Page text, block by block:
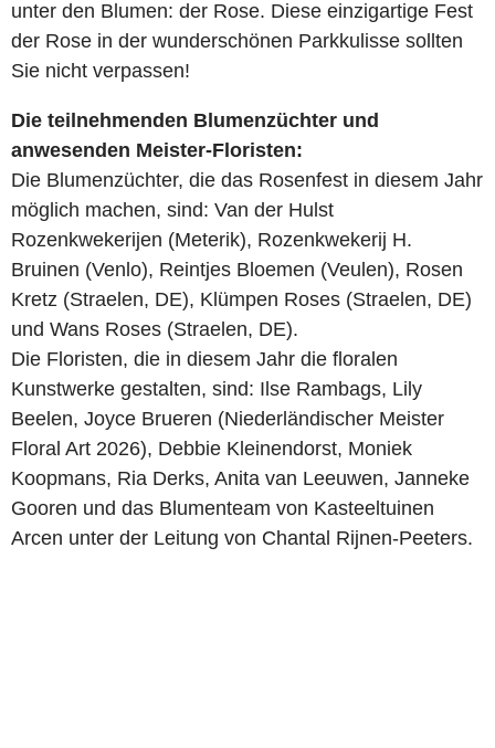
unter den Blumen: der Rose. Diese einzigartige Fest
der Rose in der wunderschönen Parkkulisse sollten
Sie nicht verpassen!
Die teilnehmenden Blumenzüchter und
anwesenden Meister-Floristen:
Die Blumenzüchter, die das Rosenfest in diesem Jahr
möglich machen, sind: Van der Hulst
Rozenkwekerijen (Meterik), Rozenkwekerij H.
Bruinen (Venlo), Reintjes Bloemen (Veulen), Rosen
Kretz (Straelen, DE), Klümpen Roses (Straelen, DE)
und Wans Roses (Straelen, DE).
Die Floristen, die in diesem Jahr die floralen
Kunstwerke gestalten, sind: Ilse Rambags, Lily
Beelen, Joyce Brueren (Niederländischer Meister
Floral Art 2026), Debbie Kleinendorst, Moniek
Koopmans, Ria Derks, Anita van Leeuwen, Janneke
Gooren und das Blumenteam von Kasteeltuinen
Arcen unter der Leitung von Chantal Rijnen-Peeters.